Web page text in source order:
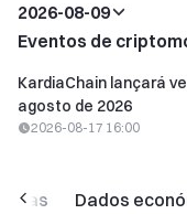
2026-08-09
Eventos de
KardiaChain lançará
agosto de 2026
2026-08-17 16:00
Dados